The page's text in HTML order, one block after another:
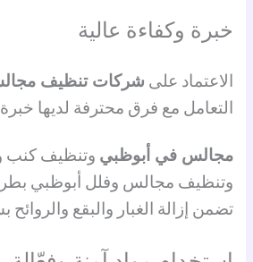
خبرة وكفاءة عالية
الاعتماد على شركات تنظيف
التعامل مع فرق محترفة لديها
مجالس في أبوظبي وتنظيف كنب
وتنظيف مجالس وفلل أبوظبي
تضمن إزالة الغبار والبقع